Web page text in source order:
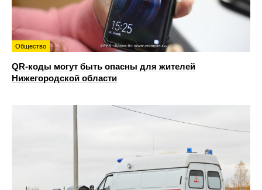
Общество
QR-коды могут быть опасны для жителей
Нижегородской области